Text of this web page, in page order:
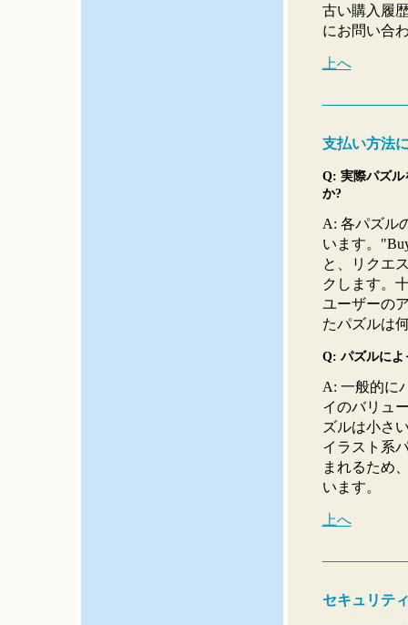
古い購入履
にお問い合
上へ
支払い方法
Q: 実際パズル
か?
A: 各パズル
います。
と、リクエ
クします。
ユーザーの
たパズルは
Q: パズルによ
A: 一般的に
イのバリュ
ズルは小さ
イラスト系
まれるため
います。
上へ
セキュリテ